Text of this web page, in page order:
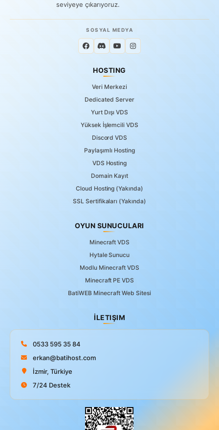
seviyeye çıkarıyoruz.
SOSYAL MEDYA
HOSTING
Veri Merkezi
Dedicated Server
Yurt Dışı VDS
Yüksek İşlemcili VDS
Discord VDS
Paylaşımlı Hosting
VDS Hosting
Domain Kayıt
Cloud Hosting (Yakında)
SSL Sertifikaları (Yakında)
OYUN SUNUCULARI
Minecraft VDS
Hytale Sunucu
Modlu Minecraft VDS
Minecraft PE VDS
BatiWEB Minecraft Web Sitesi
İLETIŞIM
0533 595 35 84
erkan@batihost.com
İzmir, Türkiye
7/24 Destek